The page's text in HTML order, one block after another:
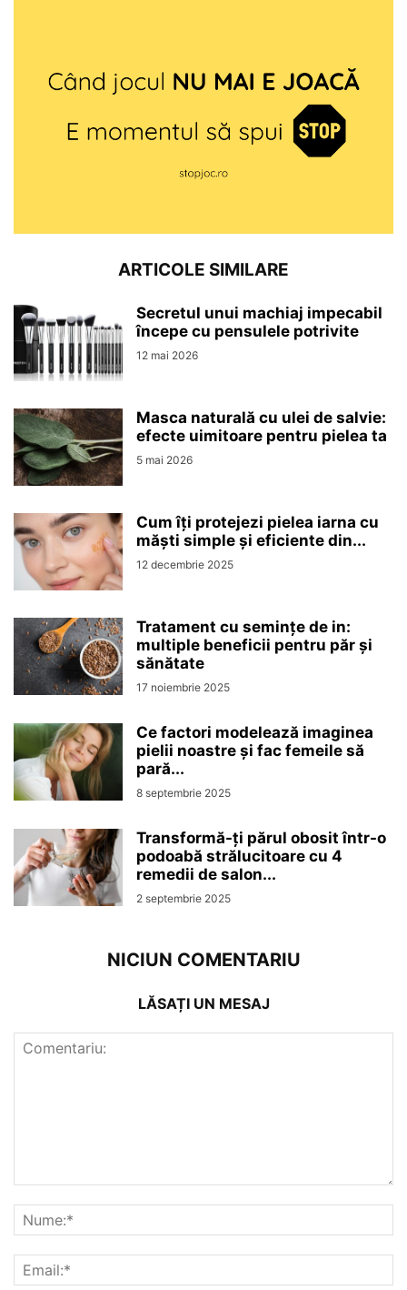
ARTICOLE SIMILARE
Secretul unui machiaj impecabil
începe cu pensulele potrivite
12 mai 2026
Masca naturală cu ulei de salvie:
efecte uimitoare pentru pielea ta
5 mai 2026
Cum îți protejezi pielea iarna cu
măști simple și eficiente din...
12 decembrie 2025
Tratament cu semințe de in:
multiple beneficii pentru păr și
sănătate
17 noiembrie 2025
Ce factori modelează imaginea
pielii noastre și fac femeile să
pară...
8 septembrie 2025
Transformă-ți părul obosit într-o
podoabă strălucitoare cu 4
remedii de salon...
2 septembrie 2025
NICIUN COMENTARIU
LĂSAȚI UN MESAJ